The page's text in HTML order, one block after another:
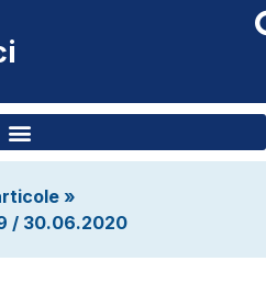
»
/ 30.06.2020